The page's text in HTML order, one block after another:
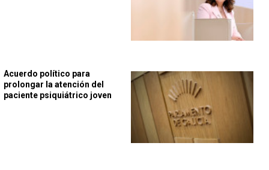
Acuerdo político para
prolongar la atención del
paciente psiquiátrico joven